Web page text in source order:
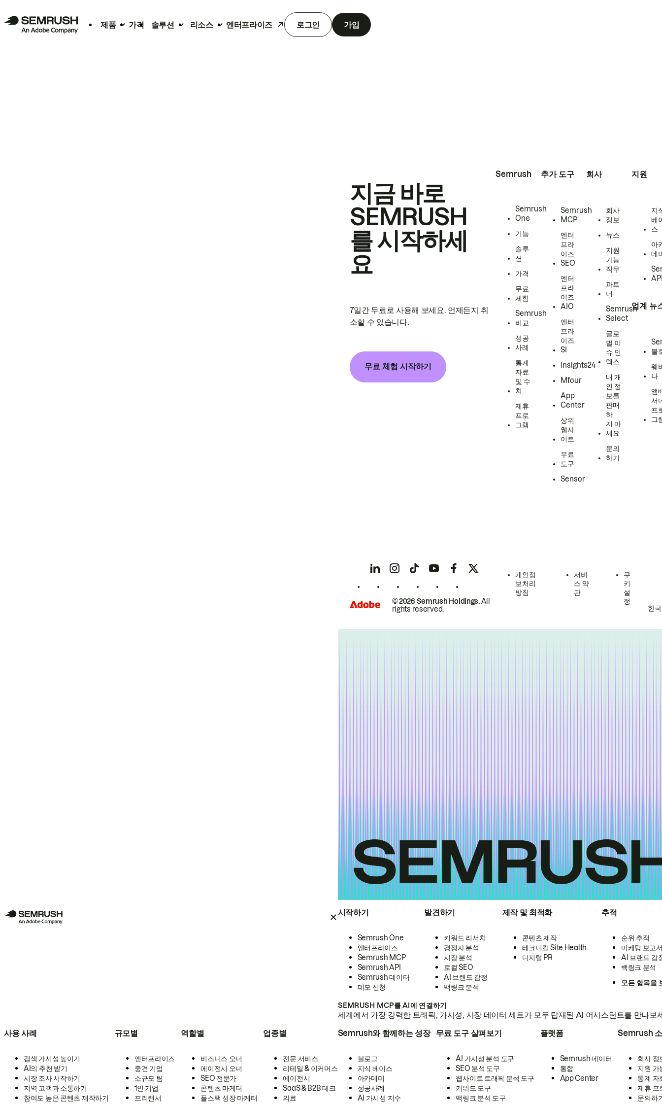
제품 가격 솔루션 리소스 엔터프라이즈 로그인 가입
시작하기
Semrush One
엔터프라이즈
Semrush MCP
Semrush API
Semrush 데이터
데모 신청
발견하기
키워드 리서치
경쟁자 분석
시장 분석
로컬 SEO
AI 브랜드 감정
백링크 분석
제작 및 최적화
콘텐츠 제작
테크니컬 Site Health
디지털 PR
추적
순위 추적
마케팅 보고
AI 브랜드 감
백링크 분석
모든 항목을
SEMRUSH MCP를 AI에 연결하기
세계에서 가장 강력한 트래픽, 가시성, 시장 데이터 세트가 모두 탑재된 AI 어시스턴트를 만나보
사용 사례
검색 가시성 높이기
AI의 추천 받기
시장 조사 시작하기
지역 고객과 소통하기
참여도 높은 콘텐츠 제작하기
규모별
엔터프라이즈
중견 기업
소규모 팀
1인 기업
프리랜서
역할별
비즈니스 오너
에이전시 오너
SEO 전문가
콘텐츠 마케터
풀스택 성장 마케터
업종별
전문 서비스
리테일 & 이커머스
에이전시
SaaS & B2B 테크
의료
Semrush와 함께하는 성장
블로그
지식 베이스
아카데미
성공사례
AI 가시성 지수
무료 도구 살펴보기
AI 가시성 분석 도구
SEO 분석 도구
웹사이트 트래픽 분석 도구
키워드 도구
백링크 분석 도구
플랫폼
Semrush 데이터
통합
App Center
Semrush
회사 정
지원 가
통계 자
제휴 프
문의하
지금 바로
SEMRUSH
를 시작하세
요
7일간 무료로 사용해 보세요. 언제든지 취
소할 수 있습니다.
무료 체험 시작하기
Semrush
Semrush
One
기능
솔루
션
가격
무료
체험
Semrush
비교
성공
사례
통계
자료
및 수
치
제휴
프로
그램
추가 도구
Semrush
MCP
엔터
프라
이즈
SEO
엔터
프라
이즈
AIO
엔터
프라
이즈
SI
Insights24
Mfour
App
Center
상위
웹사
이트
무료
도구
Sensor
회사
회사
정보
뉴스
지원
가능
직무
파트
너
Semrush
Select
글로
벌 이
슈 인
덱스
내 개
인 정
보를
판매
하
지 마
세요
문의
하기
지원
지
베
스
아
데
업계 뉴
블
웨
나
앰
서
프
그
© 2026 Semrush Holdings.All
rights reserved.
개인정
보처리
방침
서비
스 약
관
쿠
키
설
정
한